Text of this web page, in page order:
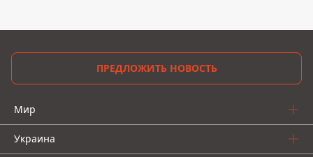
ПРЕДЛОЖИТЬ НОВОСТЬ
Мир
Украина